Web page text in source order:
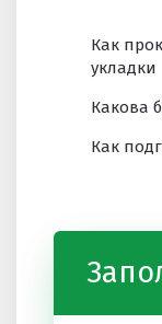
Как
укладки
Какова
Как